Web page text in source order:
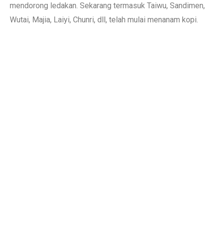
mendorong ledakan. Sekarang termasuk Taiwu, Sandimen,
Wutai, Majia, Laiyi, Chunri, dll, telah mulai menanam kopi.